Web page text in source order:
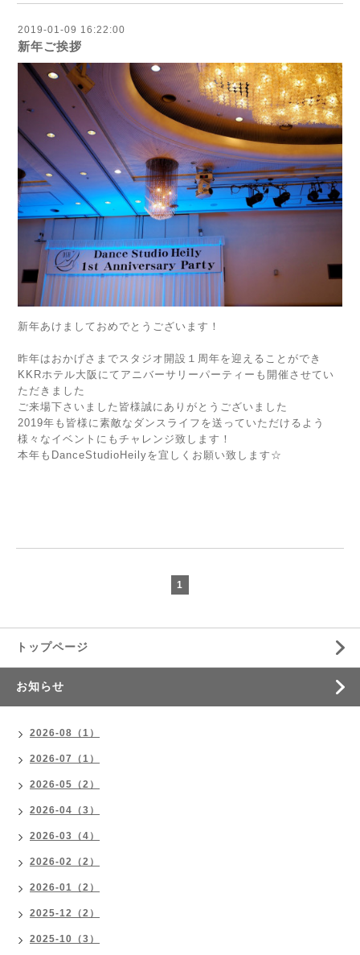
2019-01-09 16:22:00
新年ご挨拶
新年あけましておめでとうございます！
昨年はおかげさまでスタジオ開設１周年を迎えることができ
KKRホテル大阪にてアニバーサリーパーティーも開催させてい
ただきました
ご来場下さいました皆様誠にありがとうございました
2019年も皆様に素敵なダンスライフを送っていただけるよう
様々なイベントにもチャレンジ致します！
本年もDanceStudioHeilyを宜しくお願い致します☆
1
トップページ
お知らせ
2026-08（1）
2026-07（1）
2026-05（2）
2026-04（3）
2026-03（4）
2026-02（2）
2026-01（2）
2025-12（2）
2025-10（3）